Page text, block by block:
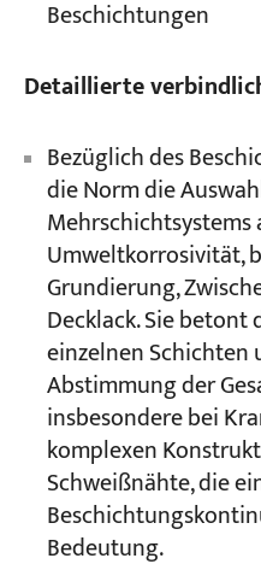
Beschichtungen
Detaillierte
Bezüglich des
die Norm die
Mehrschichtsystems
Umweltkorrosivität,
Grundierung,
Decklack. Sie
einzelnen
Abstimmung der
insbesondere bei
komplexen
Schweißnähte, die
Bedeutung.